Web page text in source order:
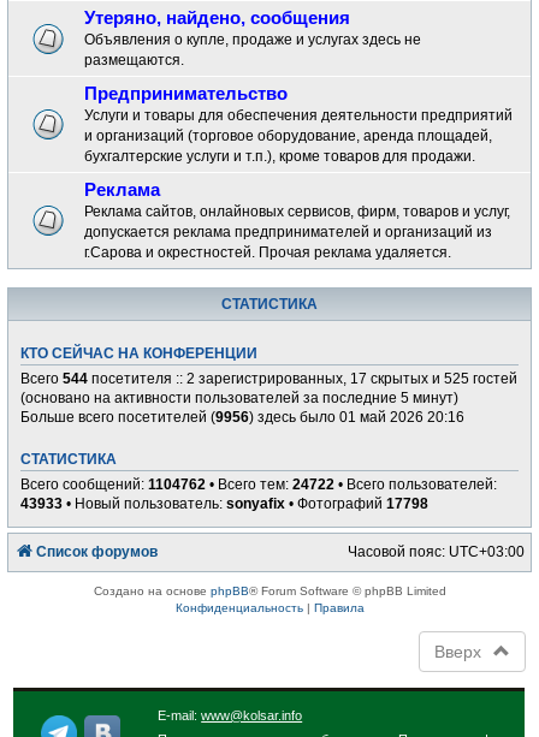
Утеряно, найдено, сообщения
Объявления о купле, продаже и услугах здесь не
размещаются.
Предпринимательство
Услуги и товары для обеспечения деятельности предприятий
и организаций (торговое оборудование, аренда площадей,
бухгалтерские услуги и т.п.), кроме товаров для продажи.
Реклама
Реклама сайтов, онлайновых сервисов, фирм, товаров и услуг,
допускается реклама предпринимателей и организаций из
г.Сарова и окрестностей. Прочая реклама удаляется.
СТАТИСТИКА
КТО СЕЙЧАС НА КОНФЕРЕНЦИИ
Всего544 посетителя :: 2 зарегистрированных, 17 скрытых и 525 гостей
(основано на активности пользователей за последние 5 минут)
Больше всего посетителей (9956) здесь было 01 май 2026 20:16
СТАТИСТИКА
Всего сообщений:1104762 • Всего тем:24722 • Всего пользователей:
43933 • Новый пользователь:sonyafix • Фотографий17798
Список форумов Часовой пояс: UTC+03:00
Создано на основе phpBB® Forum Software © phpBB Limited
Конфиденциальность| Правила
Вверх
E-mail:www@kolsar.info